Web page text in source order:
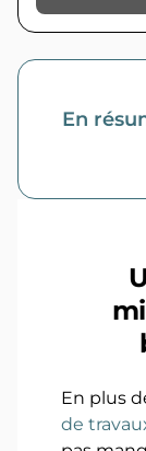
En
En plus
de